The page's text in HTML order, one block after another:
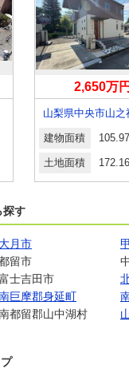
2,650万円
山梨県中央市山之
建物面積
土地面積
探す
大月市
留市
士吉田市
巨摩郡身延町
都留郡山中湖村